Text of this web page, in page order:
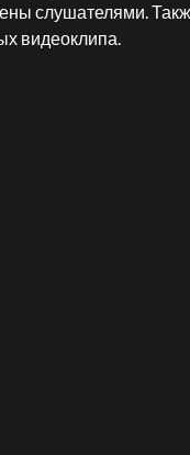
слушателями.
видеоклипа.